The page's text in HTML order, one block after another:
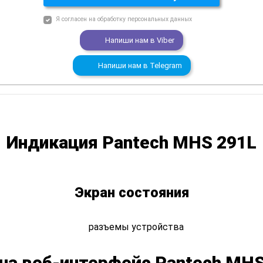
Я согласен на обработку персональных данных
Напиши нам в Viber
Напиши нам в Telegram
Индикация Pantech MHS 291L
Экран состояния